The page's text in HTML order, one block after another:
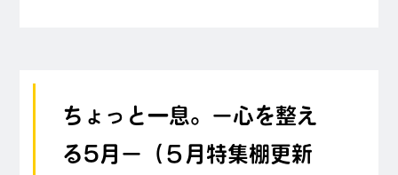
ちょっと一息。－心を整え
る5月－（５月特集棚更新